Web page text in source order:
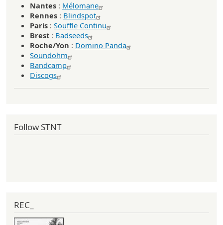
Nantes : Mélomane
Rennes : Blindspot
Paris : Souffle Continu
Brest : Badseeds
Roche/Yon : Domino Panda
Soundohm
Bandcamp
Discogs
Follow STNT
REC_